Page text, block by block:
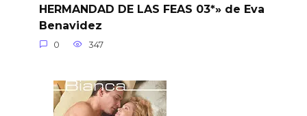
HERMANDAD DE LAS FEAS 03*» de Eva
Benavidez
0 347